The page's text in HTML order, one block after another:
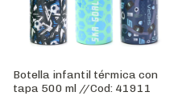
Botella infantil térmica con
tapa 500 ml //Cod: 41911